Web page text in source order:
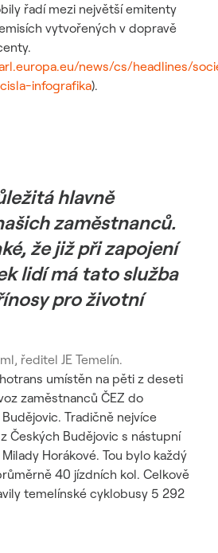
řadí mezi největší emitenty
vytvořených v dopravě
news/cs/headlines/
infografika).
hlavně
zaměstnanců.
že již při zapojení
lidí má tato služba
pro životní
ředitel JE Temelín.
umístěn na pěti z deseti
zaměstnanců ČEZ do
Tradičně nejvíce
Českých Budějovic s nástupní
Horákové. Tou bylo každý
40 jízdních kol. Celkově
temelínské cyklobusy 5 292